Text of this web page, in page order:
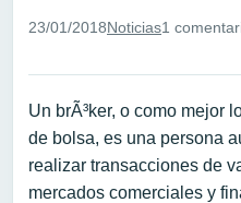
23/01/2018Noticias1
Un brÃ³ker, o como mejor
de bolsa, es una persona
realizar transacciones de
mercados comerciales y